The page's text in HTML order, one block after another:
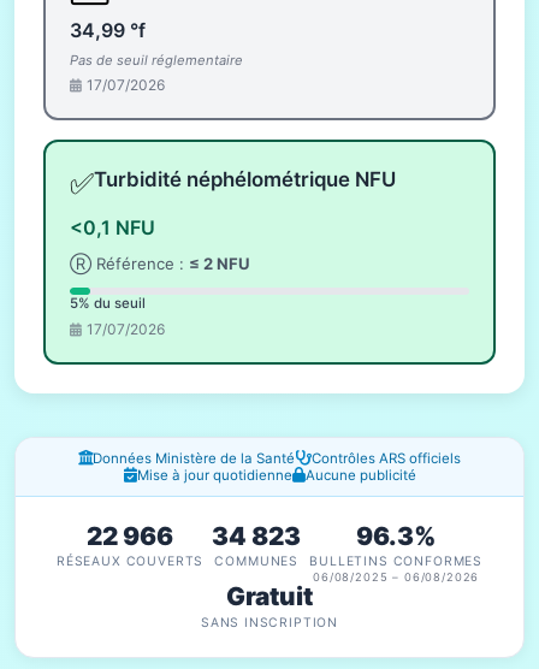
34,99 °f
Pas de seuil réglementaire
17/07/2026
✅Turbidité néphélométrique NFU
<0,1 NFU
Ⓡ Référence : ≤ 2 NFU
5% du seuil
17/07/2026
Fenêtres d'information
Données Ministère de la Santé
Contrôles ARS officiels
Mise à jour quotidienne
Aucune publicité
22 966
RÉSEAUX COUVERTS
34 823
COMMUNES
96.3%
BULLETINS CONFORMES
06/08/2025 – 06/08/2026
Gratuit
SANS INSCRIPTION